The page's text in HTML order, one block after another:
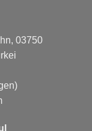
03750
Istanbul